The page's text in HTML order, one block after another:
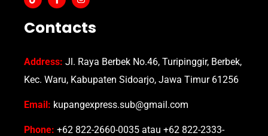
Contacts
Address: Jl. Raya Berbek No.46, Turipinggir, Berbek,
Kec. Waru, Kabupaten Sidoarjo, Jawa Timur 61256
Email: kupangexpress.sub@gmail.com
Phone: +62 822-2660-0035 atau +62 822-2333-